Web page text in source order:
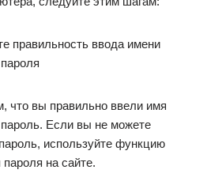
правильность ввода имени
что вы правильно ввели имя
пароль. Если вы не можете
используйте функцию
на сайте.